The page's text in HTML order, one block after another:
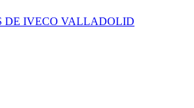
DE IVECO VALLADOLID